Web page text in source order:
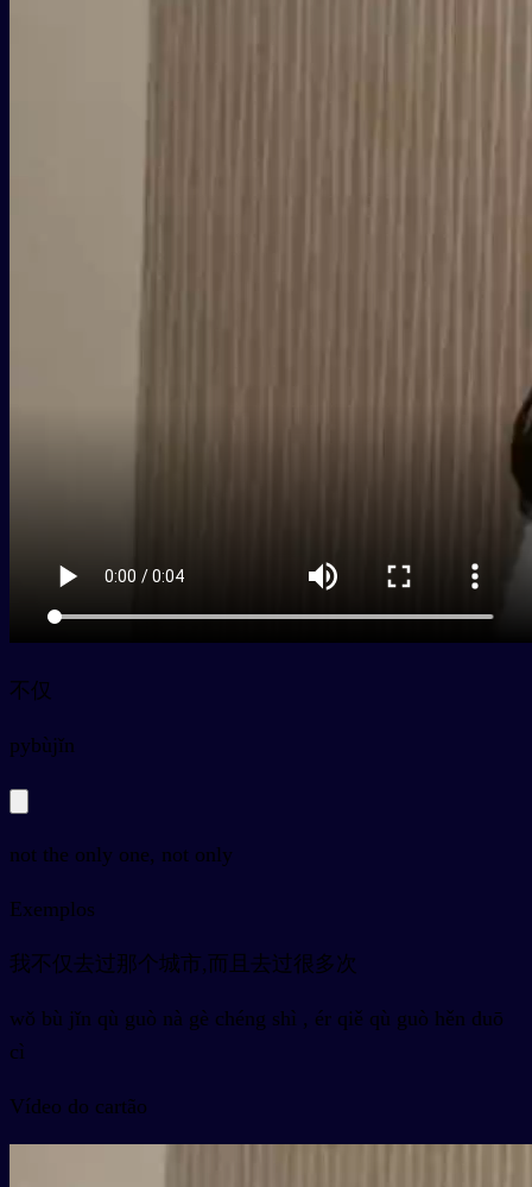
不仅
pybùjǐn
not the only one, not only
Exemplos
我不仅去过那个城市,而且去过很多次
wǒ bù jǐn qù guò nà gè chéng shì , ér qiě qù guò hěn duō
cì
Vídeo do cartão